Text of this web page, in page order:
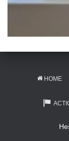
HOME